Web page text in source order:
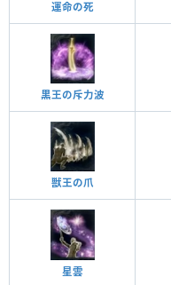
運命の死
黒王の斥力波
獣王の爪
星雲